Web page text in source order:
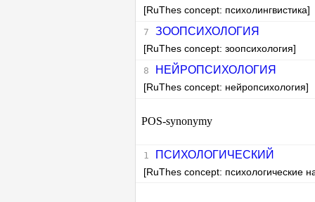
[RuThes concept: психолингвистика]
ЗООПСИХОЛОГИЯ
[RuThes concept: зоопсихология]
НЕЙРОПСИХОЛОГИЯ
[RuThes concept: нейропсихология]
POS-synonymy
ПСИХОЛОГИЧЕСКИЙ
[RuThes concept: психологические